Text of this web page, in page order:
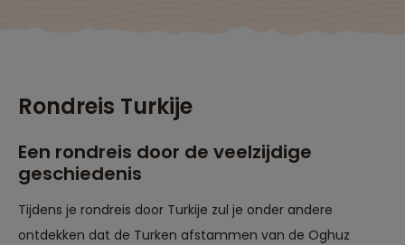
ontspannen in de
Rondreis Turkije
Een rondreis door de veelzijdige
geschiedenis
Tijdens je rondreis door Turkije zul je onder andere
ontdekken dat de Turken afstammen van de Oghuz